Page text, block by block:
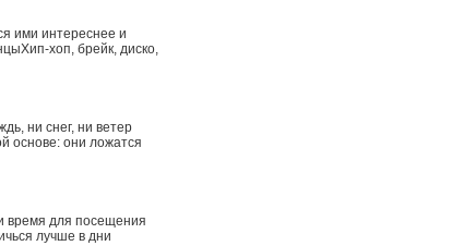
ими интереснее и
хоп, брейк, диско,
ни снег, ни ветер
основе: они ложатся
время для посещения
лучше в дни